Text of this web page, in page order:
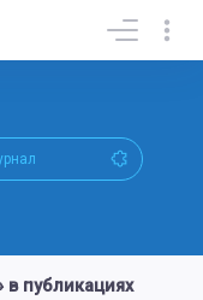
в публикациях